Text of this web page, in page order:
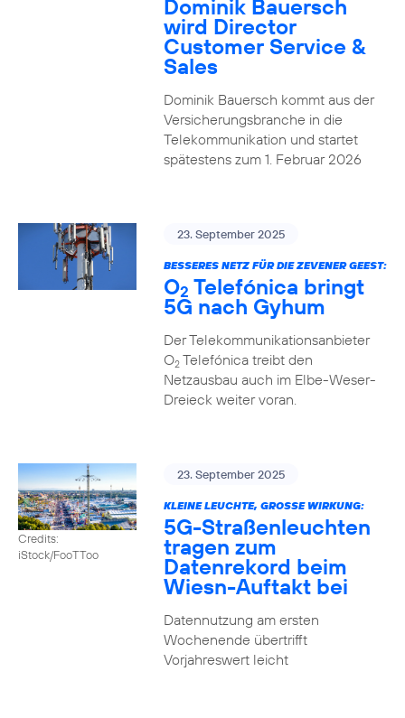
Dominik Bauersch
wird Director
Customer Service &
Sales
Dominik Bauersch kommt aus der
Versicherungsbranche in die
Telekommunikation und startet
spätestens zum 1. Februar 2026
23. September 2025
BESSERES NETZ FÜR DIE ZEVENER GEEST:
O2 Telefónica bringt
5G nach Gyhum
Der Telekommunikationsanbieter
O2Telefónica treibt den
Netzausbau auch im Elbe-Weser-
Dreieck weiter voran.
Credits:
iStock/FooTToo
23. September 2025
KLEINE LEUCHTE, GROSSE WIRKUNG:
5G-Straßenleuchten
tragen zum
Datenrekord beim
Wiesn-Auftakt bei
Datennutzung am ersten
Wochenende übertrifft
Vorjahreswert leicht